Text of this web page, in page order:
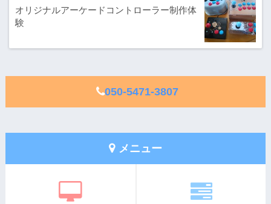
オリジナルアーケードコントローラー制作体
験
050-5471-3807
メニュー